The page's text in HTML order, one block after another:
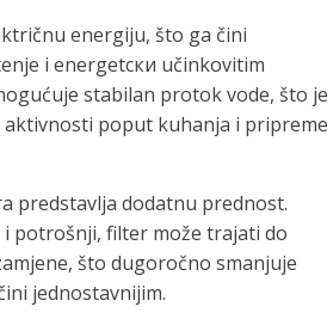
energiju, što ga čini
i energetски učinkovitim
stabilan protok vode, što je
aktivnosti poput kuhanja i pripreme
predstavlja dodatnu prednost.
potrošnji, filter može trajati do
što dugoročno smanjuje
jednostavnijim.